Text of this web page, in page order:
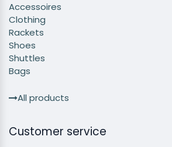
Accessoires
Clothing
Rackets
Shoes
Shuttles
Bags
All products
Customer service